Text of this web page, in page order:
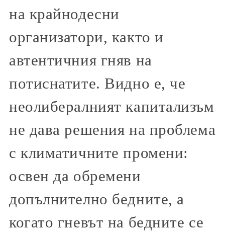
на крайнодесни
организатори, както и
автентичния гняв на
потиснатите. Видно е, че
неолибералният капитализъм
не дава решения на проблема
с климатичните промени:
освен да обремени
допълнително бедните, а
когато гневът на бедните се